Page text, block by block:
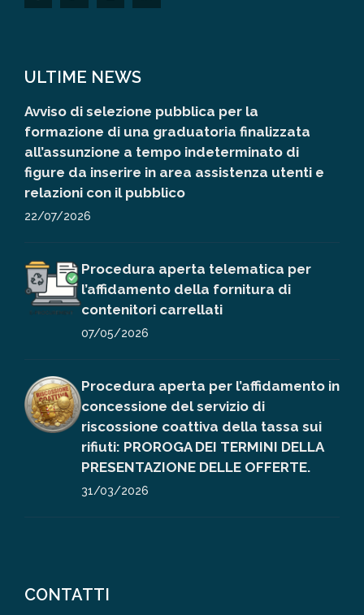
ULTIME NEWS
Avviso di selezione pubblica per la
formazione di una graduatoria finalizzata
all’assunzione a tempo indeterminato di
figure da inserire in area assistenza utenti e
relazioni con il pubblico
22/07/2026
Procedura aperta telematica per
l’affidamento della fornitura di
contenitori carrellati
07/05/2026
Procedura aperta per l’affidamento in
concessione del servizio di
riscossione coattiva della tassa sui
rifiuti: PROROGA DEI TERMINI DELLA
PRESENTAZIONE DELLE OFFERTE.
31/03/2026
CONTATTI